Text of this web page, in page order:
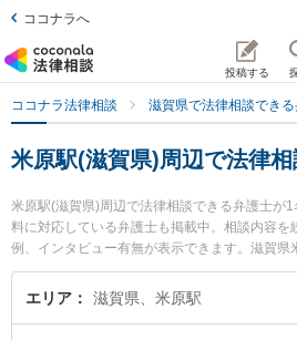
ココナラへ
投稿する
ココナラ法律相談 滋賀県で法律相談でき
米原駅(滋賀県)周辺で法律
米原駅(滋賀県)周辺で法律相談できる弁護士が
料に対応している弁護士も掲載中。相談内容を
例、インタビュー有無が表示できます。滋賀
陸本線(米原～金沢)、JR東海道本線(岐阜～美
道本線が利用可能なターミナル駅です。多くの
くや同一路線のより大きな駅も追加選択して探
エリア 滋賀県、米原駅